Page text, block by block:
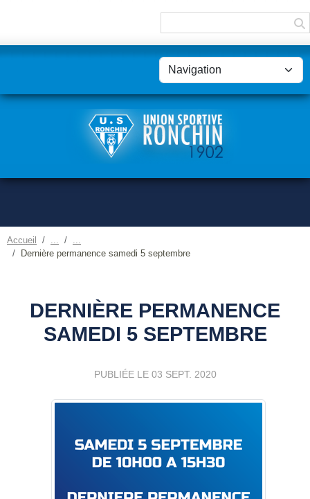
Accueil
Dernière permanence samedi 5 septembre
DERNIÈRE PERMANENCE
SAMEDI 5 SEPTEMBRE
PUBLIÉE LE 03 SEPT. 2020